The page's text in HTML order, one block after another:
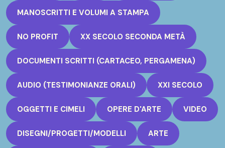
MANOSCRITTI E VOLUMI A STAMPA
NO PROFIT XX SECOLO SECONDA METÀ
DOCUMENTI SCRITTI (CARTACEO, PERGAMENA)
AUDIO (TESTIMONIANZE ORALI) XXI SECOLO
OGGETTI E CIMELI OPERE D'ARTE VIDEO
DISEGNI/PROGETTI/MODELLI ARTE